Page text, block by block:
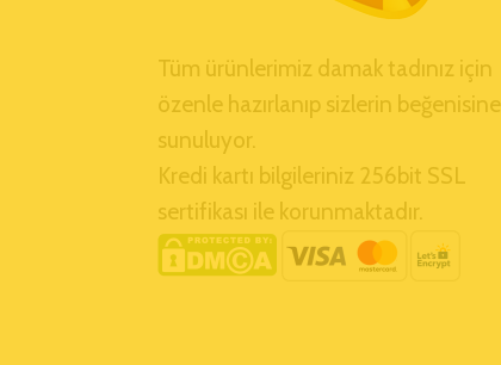
Tüm ürünlerimiz damak tadınız için
özenle hazırlanıp sizlerin beğenisine
sunuluyor.
Kredi kartı bilgileriniz 256bit SSL
sertifikası ile korunmaktadır.